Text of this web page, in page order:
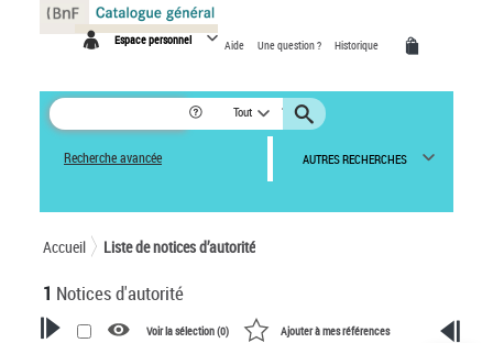
Espace personnel Aide Une question ? Historique
Tout
Recherche avancée AUTRES RECHERCHES
Accueil Liste de notices d’autorité
1 Notices d'autorité
Voir la sélection (0) Ajouter à mes références
Panneau de gestion des cookies